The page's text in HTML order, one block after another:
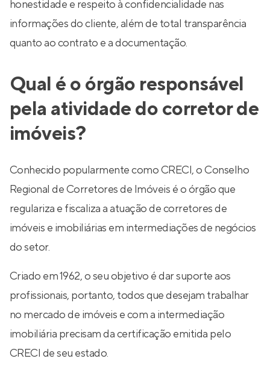
honestidade e respeito à confidencialidade nas
informações do cliente, além de total transparência
quanto ao contrato e a documentação.
Qual é o órgão responsável
pela atividade do corretor de
imóveis?
Conhecido popularmente como CRECI, o Conselho
Regional de Corretores de Imóveis é o órgão que
regulariza e fiscaliza a atuação de corretores de
imóveis e imobiliárias em intermediações de negócios
do setor.
Criado em 1962, o seu objetivo é dar suporte aos
profissionais, portanto, todos que desejam trabalhar
no mercado de imóveis e com a intermediação
imobiliária precisam da certificação emitida pelo
CRECI de seu estado.